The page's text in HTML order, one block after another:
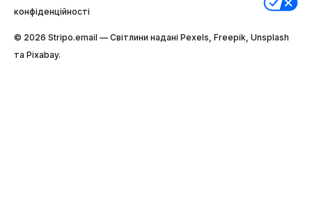
конфіденційності
© 2026 Stripо.email — Світлини надані Pexels, Freepik, Unsplash
та Pixabay.